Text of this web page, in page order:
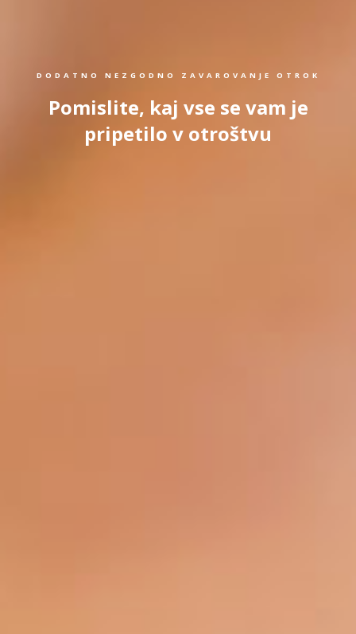
DODATNO NEZGODNO ZAVAROVANJE OTROK
Pomislite, kaj vse se vam je
pripetilo v otroštvu